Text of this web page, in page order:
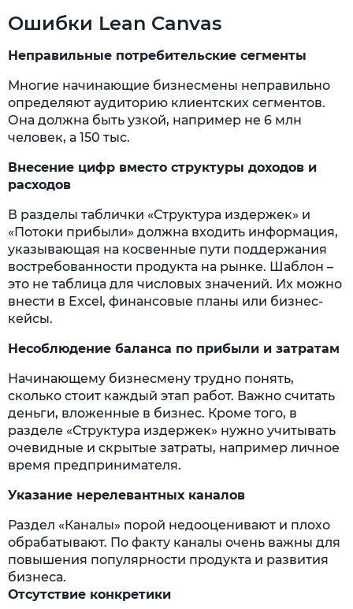
Ошибки Lean Canvas
Неправильные потребительские сегменты
Многие начинающие бизнесмены неправильно
определяют аудиторию клиентских сегментов.
Она должна быть узкой, например не 6 млн
человек, а 150 тыс.
Внесение цифр вместо структуры доходов и
расходов
В разделы таблички «Структура издержек» и
«Потоки прибыли» должна входить информация,
указывающая на косвенные пути поддержания
востребованности продукта на рынке. Шаблон –
это не таблица для числовых значений. Их можно
внести в Excel, финансовые планы или бизнес-
кейсы.
Несоблюдение баланса по прибыли и затратам
Начинающему бизнесмену трудно понять,
сколько стоит каждый этап работ. Важно считать
деньги, вложенные в бизнес. Кроме того, в
разделе «Структура издержек» нужно учитывать
очевидные и скрытые затраты, например личное
время предпринимателя.
Указание нерелевантных каналов
Раздел «Каналы» порой недооценивают и плохо
обрабатывают. По факту каналы очень важны для
повышения популярности продукта и развития
бизнеса.
Отсутствие конкретики